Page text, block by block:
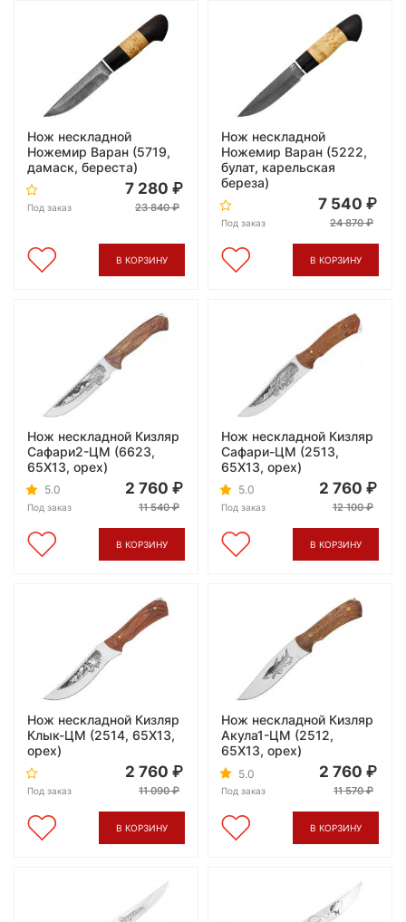
Нож нескладной
Ножемир Варан (5719,
дамаск, береста)
Под заказ
7 280
23 840
В КОРЗИНУ
Нож нескладной
Ножемир Варан (5222,
булат, карельская
береза)
Под заказ
7 540
24 870
В КОРЗИНУ
Нож нескладной Кизляр
Сафари2-ЦМ (6623,
65X13, орех)
5.0
Под заказ
2 760
11 540
В КОРЗИНУ
Нож нескладной Кизляр
Сафари-ЦМ (2513,
65X13, орех)
5.0
Под заказ
2 760
12 100
В КОРЗИНУ
Нож нескладной Кизляр
Клык-ЦМ (2514, 65X13,
орех)
Под заказ
2 760
11 090
В КОРЗИНУ
Нож нескладной Кизляр
Акула1-ЦМ (2512,
65X13, орех)
5.0
Под заказ
2 760
11 570
В КОРЗИНУ